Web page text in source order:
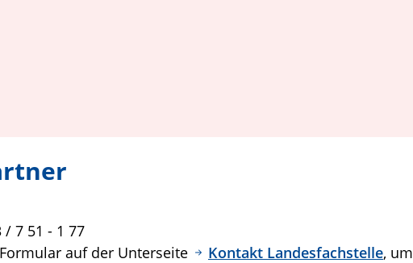
/ 7 51 - 1 77
auf der Unterseite
Kontakt Landesfachstelle, um